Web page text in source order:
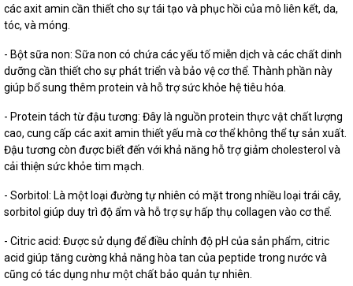
các axit amin cần thiết cho sự tái tạo và phục hồi của mô liên kết, da,
tóc, và móng.
- Bột sữa non: Sữa non có chứa các yếu tố miễn dịch và các chất dinh
dưỡng cần thiết cho sự phát triển và bảo vệ cơ thể. Thành phần này
giúp bổ sung thêm protein và hỗ trợ sức khỏe hệ tiêu hóa.
- Protein tách từ đậu tương: Đây là nguồn protein thực vật chất lượng
cao, cung cấp các axit amin thiết yếu mà cơ thể không thể tự sản xuất.
Đậu tương còn được biết đến với khả năng hỗ trợ giảm cholesterol và
cải thiện sức khỏe tim mạch.
- Sorbitol: Là một loại đường tự nhiên có mặt trong nhiều loại trái cây,
sorbitol giúp duy trì độ ẩm và hỗ trợ sự hấp thụ collagen vào cơ thể.
- Citric acid: Được sử dụng để điều chỉnh độ pH của sản phẩm, citric
acid giúp tăng cường khả năng hòa tan của peptide trong nước và
cũng có tác dụng như một chất bảo quản tự nhiên.